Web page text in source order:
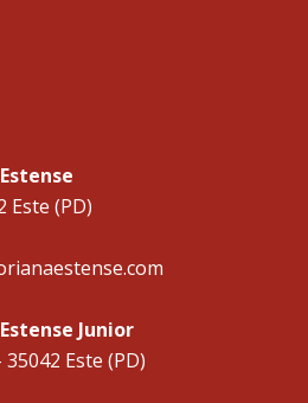
Este (PD)
Junior
Este (PD)